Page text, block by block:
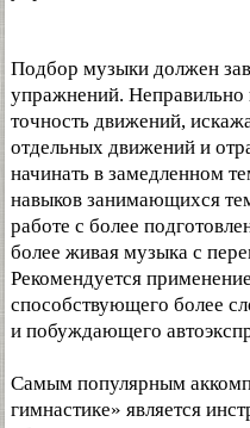
Подбор музыки должен
упражнений.
точность движений,
отдельных движений и
начинать в замедленном
навыков занимающихся
работе с более
более живая музыка с
Рекомендуется
способствующего более
и побуждающего
Самым популярным
гимнастике» является